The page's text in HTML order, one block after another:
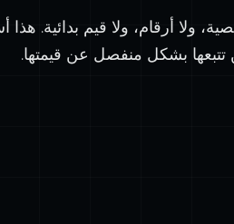
ولا أرقام، ولا قيم بدائية.
تتبعها بشكل منفصل عن قيمتها.